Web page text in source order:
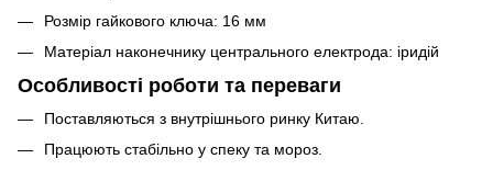
Розмір гайкового ключа: 16 мм
Матеріал наконечнику центрального електрода: іридій
Особливості роботи та переваги
Поставляються з внутрішнього ринку Китаю.
Працюють стабільно у спеку та мороз.